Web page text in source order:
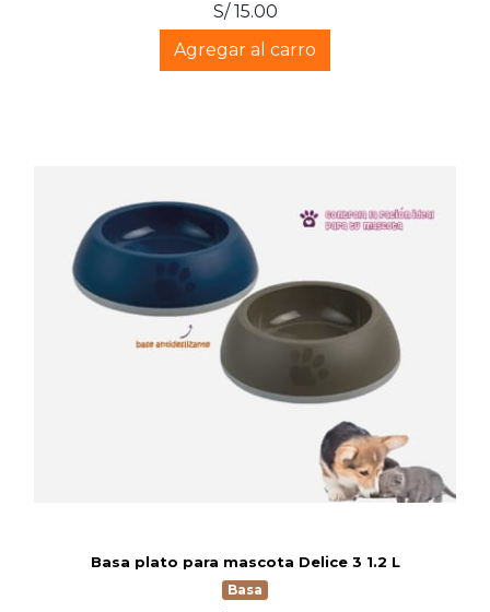
S/ 15.00
Agregar al carro
Basa plato para mascota Delice 3 1.2 L
Basa